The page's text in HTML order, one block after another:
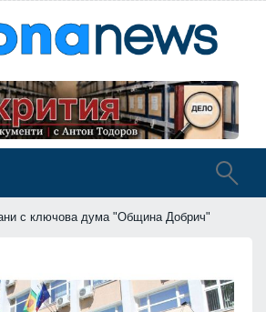
с ключова дума "Община Добрич"